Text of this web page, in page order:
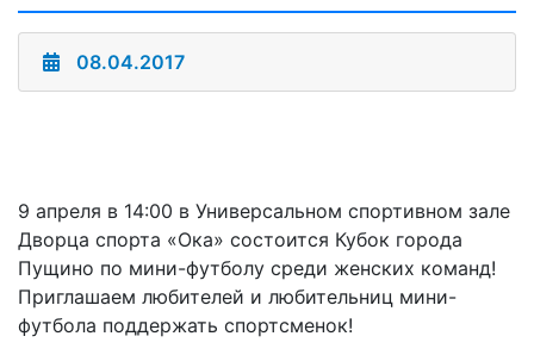
08.04.2017
9 апреля в 14:00 в Универсальном спортивном зале
Дворца спорта «Ока» состоится Кубок города
Пущино по мини-футболу среди женских команд!
Приглашаем любителей и любительниц мини-
футбола поддержать спортсменок!